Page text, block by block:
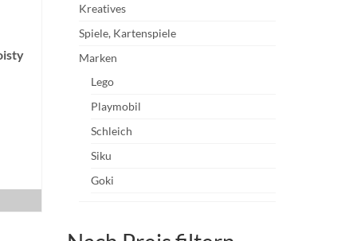
Kreatives
Spiele, Kartenspiele
Marken
Lego
Playmobil
Schleich
Siku
Goki